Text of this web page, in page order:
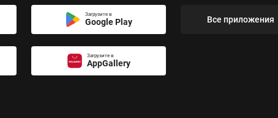
Загрузите в
Google Play
Загрузите в
AppGallery
Все приложения